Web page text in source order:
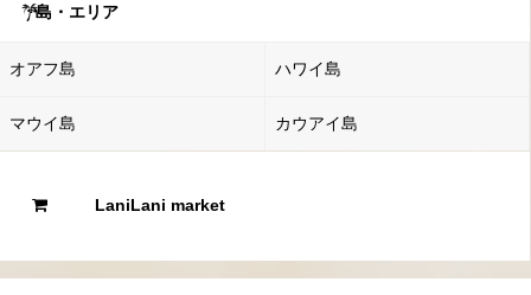
島・エリア
オアフ島 ハワイ島
マウイ島 カウアイ島
LaniLani market